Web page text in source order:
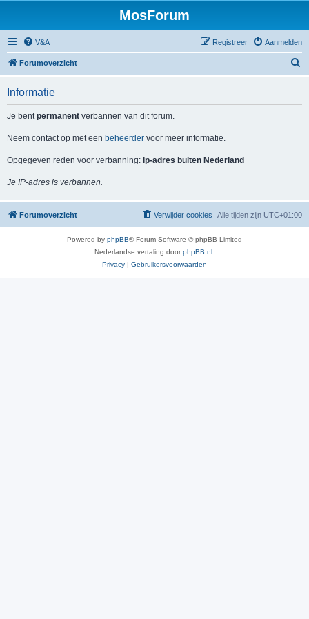
MosForum
V&A Aanmelden
Registreer
Forumoverzicht
Informatie
Je bentpermanent verbannen van dit forum.
Neem contact op met een beheerder voor meer informatie.
Opgegeven reden voor verbanning: ip-adres buiten Nederland
Je IP-adres is verbannen.
Forumoverzicht Alle tijden zijn UTC+01:00
Verwijder cookies
Powered by phpBB® Forum Software © phpBB Limited
Nederlandse vertaling doorphpBB.nl
Privacy | Gebruikersvoorwaarden